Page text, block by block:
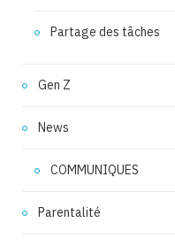
Partage des tâches
Gen Z
News
COMMUNIQUES
Parentalité